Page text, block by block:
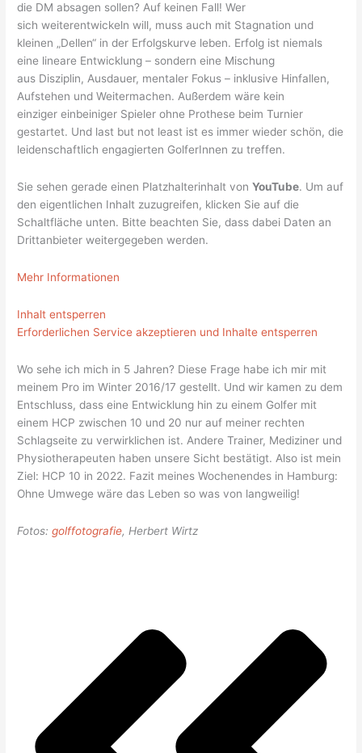
die DM absagen sollen? Auf keinen Fall! Wer
sich weiterentwickeln will, muss auch mit Stagnation und
kleinen „Dellen“ in der Erfolgskurve leben. Erfolg ist niemals
eine lineare Entwicklung – sondern eine Mischung
aus Disziplin, Ausdauer, mentaler Fokus – inklusive Hinfallen,
Aufstehen und Weitermachen. Außerdem wäre kein
einziger einbeiniger Spieler ohne Prothese beim Turnier
gestartet. Und last but not least ist es immer wieder schön, die
leidenschaftlich engagierten GolferInnen zu treffen.
Sie sehen gerade einen Platzhalterinhalt vonYouTube. Um auf
den eigentlichen Inhalt zuzugreifen, klicken Sie auf die
Schaltfläche unten. Bitte beachten Sie, dass dabei Daten an
Drittanbieter weitergegeben werden.
Mehr Informationen
Inhalt entsperren
Erforderlichen Service akzeptieren und Inhalte entsperren
Wo sehe ich mich in 5 Jahren? Diese Frage habe ich mir mit
meinem Pro im Winter 2016/17 gestellt. Und wir kamen zu dem
Entschluss, dass eine Entwicklung hin zu einem Golfer mit
einem HCP zwischen 10 und 20 nur auf meiner rechten
Schlagseite zu verwirklichen ist. Andere Trainer, Mediziner und
Physiotherapeuten haben unsere Sicht bestätigt. Also ist mein
Ziel: HCP 10 in 2022. Fazit meines Wochenendes in Hamburg:
Ohne Umwege wäre das Leben so was von langweilig!
Fotos:golffotografie, Herbert Wirtz